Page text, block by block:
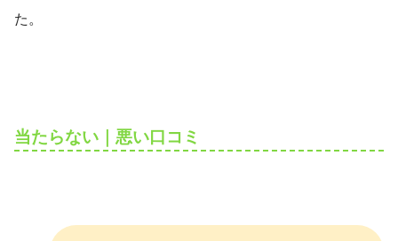
た。
当たらない｜悪い口コミ